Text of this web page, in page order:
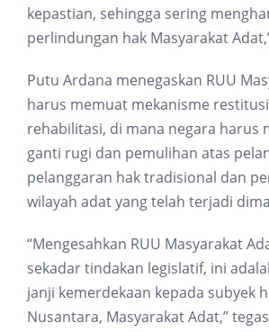
kepastian, sehingga sering
perlindungan hak Masyarakat
Putu Ardana menegaskan RUU
harus memuat mekanisme
rehabilitasi, di mana negara harus
ganti rugi dan pemulihan atas
pelanggaran hak tradisional dan
wilayah adat yang telah terjadi
“Mengesahkan RUU Masyarakat
sekadar tindakan legislatif, ini
janji kemerdekaan kepada subyek
Nusantara, Masyarakat Adat,”